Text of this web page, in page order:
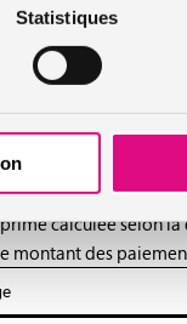
Statistiques
le coût de la prime.
elle est aussi plus
calculée selon
montant des